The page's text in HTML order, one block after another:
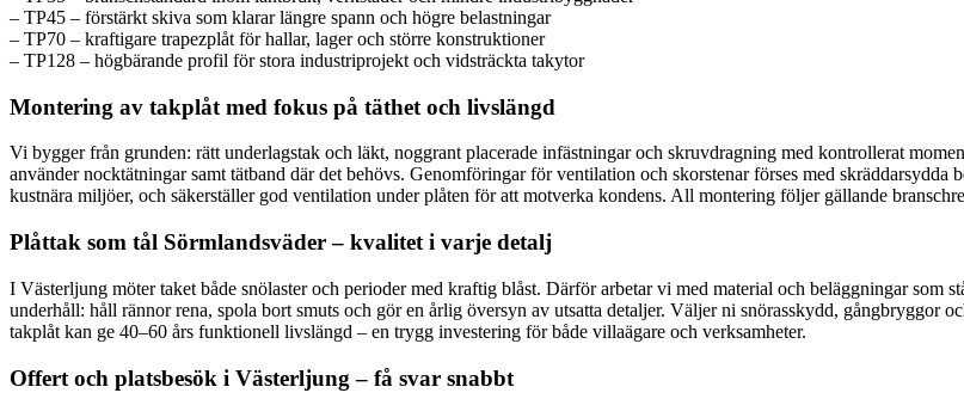
– TP45 – förstärkt skiva som klarar längre spann och högre belastningar
– TP70 – kraftigare trapezplåt för hallar, lager och större konstruktioner
– TP128 – högbärande profil för stora industriprojekt och vidsträckta takytor
Montering av takplåt med fokus på täthet och livslängd
Vi bygger från grunden: rätt underlagstak och läkt, noggrant placerade infästningar och skruvdragning med kontrollerat
använder nocktätningar samt tätband där det behövs. Genomföringar för ventilation och skorstenar förses med
kustnära miljöer, och säkerställer god ventilation under plåten för att motverka kondens. All montering följer gällande
Plåttak som tål Sörmlandsväder – kvalitet i varje detalj
I Västerljung möter taket både snölaster och perioder med kraftig blåst. Därför arbetar vi med material och beläggningar
underhåll: håll rännor rena, spola bort smuts och gör en årlig översyn av utsatta detaljer. Väljer ni snörasskydd, gångbryggor
takplåt kan ge 40–60 års funktionell livslängd – en trygg investering för både villaägare och verksamheter.
Offert och platsbesök i Västerljung – få svar snabbt